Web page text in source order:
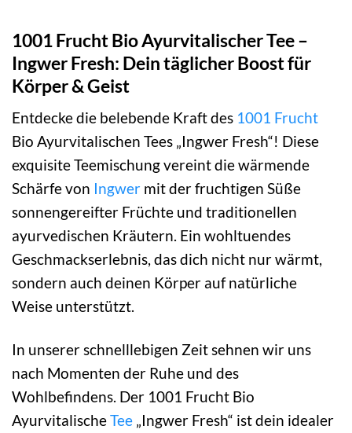
1001 Frucht Bio Ayurvitalischer Tee –
Ingwer Fresh: Dein täglicher Boost für
Körper & Geist
Entdecke die belebende Kraft des 1001 Frucht
Bio Ayurvitalischen Tees „Ingwer Fresh“! Diese
exquisite Teemischung vereint die wärmende
Schärfe von Ingwer mit der fruchtigen Süße
sonnengereifter Früchte und traditionellen
ayurvedischen Kräutern. Ein wohltuendes
Geschmackserlebnis, das dich nicht nur wärmt,
sondern auch deinen Körper auf natürliche
Weise unterstützt.
In unserer schnelllebigen Zeit sehnen wir uns
nach Momenten der Ruhe und des
Wohlbefindens. Der 1001 Frucht Bio
AyurvitalischeTee „Ingwer Fresh“ ist dein idealer